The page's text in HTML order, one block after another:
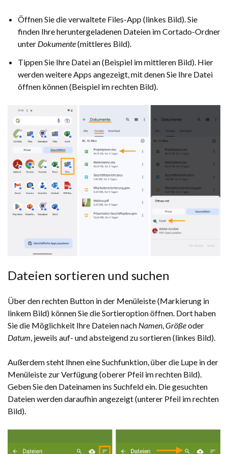
Öffnen Sie die verwaltete Files-App (linkes Bild). Sie
finden Ihre heruntergeladenen Dateien im Cortado-Ordner
unter Dokumente(mittleres Bild).
Tippen Sie Ihre Datei an (Beispiel im mittleren Bild). Hier
werden weitere Apps angezeigt, mit denen Sie Ihre Datei
öffnen können (Beispiel im rechten Bild).
Dateien sortieren und suchen
Über den rechten Button in der Menüleiste (Markierung in
linkem Bild) können Sie die Sortieroption öffnen. Dort haben
Sie die Möglichkeit Ihre Dateien nach Namen,Größeoder
Datum, jeweils auf- und absteigend zu sortieren (linkes Bild).
Außerdem steht Ihnen eine Suchfunktion, über die Lupe in der
Menüleiste zur Verfügung (oberer Pfeil im rechten Bild).
Geben Sie den Dateinamen ins Suchfeld ein. Die gesuchten
Dateien werden daraufhin angezeigt (unterer Pfeil im rechten
Bild).